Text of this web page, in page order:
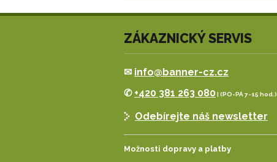
ZÁKAZNICKÝ SERVIS
✉ info@banner-cz.cz
✆ +420 381 263 080| (PO-PÁ 7-15 hod.)
Odebírejte náš newsletter
Možnosti dopravy a platby